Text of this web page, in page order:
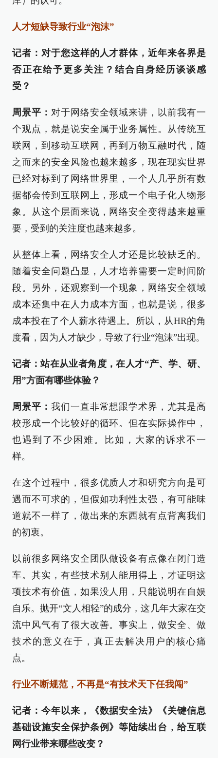
人才短缺导致行业“泡沫”
记者：对于您这样的人才群体，近年来各界是
否正在给予更多关注？结合自身经历谈谈感
受？
周景平： 对于网络安全领域来讲，以前我有一
个观点，就是说安全属于业务属性。从传统互
联网，到移动互联网，再到万物互融时代，随
之而来的安全风险也越来越多，现在现实世界
已经对标到了网络世界里，一个人几乎所有数
据都会传到互联网上，形成一个电子化人物形
象。从这个层面来说，网络安全变得越来越重
要，受到的关注度也越来越多。
从整体上看，网络安全人才还是比较缺乏的。
随着安全问题凸显，人才培养需要一定时间阶
段。另外，还观察到一个现象，网络安全领域
成本还集中在人力成本方面，也就是说，很多
成本投在了个人薪水待遇上。所以，从HR的角
度看，因为人才缺少，导致了行业“泡沫”出现。
记者：站在从业者角度，在人才“产、学、研、
用”方面有哪些体验？
周景平： 我们一直非常想跟学术界，尤其是高
校形成一个比较好的循环。但在实际操作中，
也遇到了不少困难。比如，大家的诉求不一
样。
在这个过程中，很多优质人才和研究方向是可
遇而不可求的，但假如功利性太强，有可能味
道就不一样了，做出来的东西就有点背离我们
的初衷。
以前很多网络安全团队做设备有点像在闭门造
车。其实，有些技术别人能用得上，才证明这
项技术有价值，如果没人用，只能说明在自娱
自乐。抛开“文人相轻”的成分，这几年大家在交
流中风气有了很大改善。事实上，做安全、做
技术的意义在于，真正去解决用户的核心痛
点。
行业不断规范，不再是“有技术天下任我闯”
记者：今年以来，《数据安全法》《关键信息
基础设施安全保护条例》等陆续出台，给互联
网行业带来哪些改变？